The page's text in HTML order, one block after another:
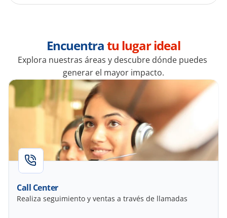
Encuentra tu lugar ideal
Explora nuestras áreas y descubre dónde puedes
generar el mayor impacto.
Call Center
Realiza seguimiento y ventas a través de llamadas